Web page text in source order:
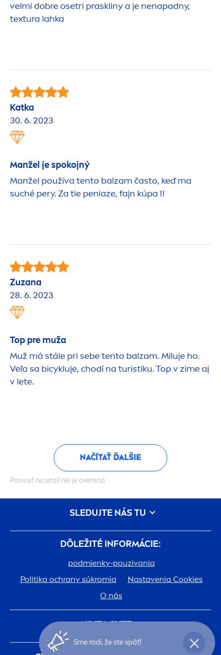
velmi dobre osetri praskliny a je nenapadny,
textura lahka
Katka
30. 6. 2023
Manžel je spokojný
Manžel používa tento balzam často, keď ma
suché pery. Za tie peniaze, fajn kúpa !!
Zuzana
28. 6. 2023
Top pre muža
Muž má stále pri sebe tento balzam. Miluje ho.
Veľa sa bicykluje, chodí na turistiku. Top v zime aj
v lete.
NAČÍTAŤ ĎALŠIE
Pravosť recenzií nie je overená
DÔLEŽITÉ INFORMÁCIE:
podmienky-pouzivania
Politika ochrany súkromia
Nastavenia Cookies
O nás
NIVEASVET:
História Kariéra v spoločnosti Beiersdorf
SLEDUJTE NÁS TU
Sme radi, že ste späť!